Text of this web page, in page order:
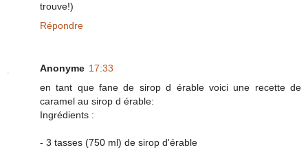
trouve!)
Répondre
Anonyme 17:33
en tant que fane de sirop d érable voici une recette de
caramel au sirop d érable:
Ingrédients :
- 3 tasses (750 ml) de sirop d'érable